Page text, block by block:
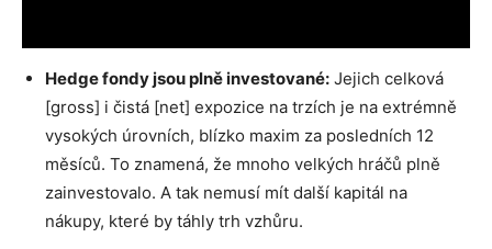
Hedge fondy jsou plně investované: Jejich celková
[gross] i čistá [net] expozice na trzích je na extrémně
vysokých úrovních, blízko maxim za posledních 12
měsíců. To znamená, že mnoho velkých hráčů plně
zainvestovalo. A tak nemusí mít další kapitál na
nákupy, které by táhly trh vzhůru.